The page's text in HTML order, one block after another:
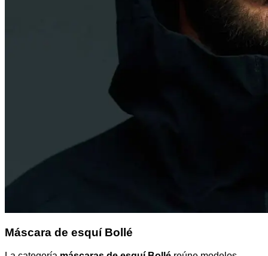
Máscara de esquí Bollé